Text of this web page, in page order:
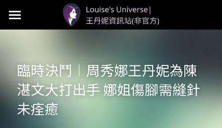
首頁
LOU新聞
LOU影視
臨時決鬥︱周秀娜王丹妮為陳
湛文大打出手 娜姐傷腳需縫針
未痊癒